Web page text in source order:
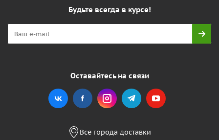
Будьте всегда в курсе!
Оставайтесь на связи
Все города доставки